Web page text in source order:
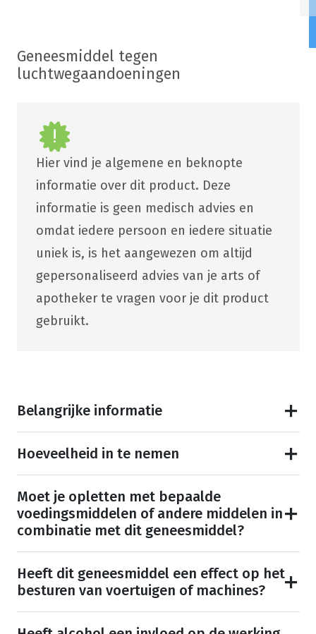
Geneesmiddel tegen
luchtwegaandoeningen
Hier vind je algemene en beknopte
informatie over dit product. Deze
informatie is geen medisch advies en
omdat iedere persoon en iedere situatie
uniek is, is het aangewezen om altijd
gepersonaliseerd advies van je arts of
apotheker te vragen voor je dit product
gebruikt.
Belangrijke informatie
Hoeveelheid in te nemen
Moet je opletten met bepaalde
voedingsmiddelen of andere middelen in
combinatie met dit geneesmiddel?
Heeft dit geneesmiddel een effect op het
besturen van voertuigen of machines?